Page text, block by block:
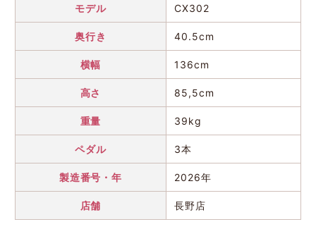
モデル CX302
奥行き 40.5cm
横幅 136cm
高さ 85,5cm
重量 39kg
ペダル 3本
製造番号・年 2026年
店舗 長野店